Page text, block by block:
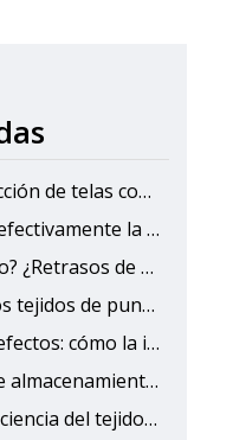
Costo de inspección de telas con IA: cómo la actualización al control de calidad automatizado ahorra dinero a largo plazo
¿Cómo reducir efectivamente la pérdida de material y el manejo de costos a través del apilador de haz?
Ordenar retraso? ¿Retrasos de entrega? La línea de inspección y empaque de telas inteligentes logra 'Lightning Fast '!
Esencial para los tejidos de punto: diga adiós al rizo y la contracción, y mejore la precisión de corte
Reducción de defectos: cómo la inspección visual de IA minimiza los desechos y el reelaboración en la producción textil？
Optimización de almacenamiento de haz de urdimbre: ¿Cómo elegir la solución adecuada para su molino de tejido?
Mejora de la eficiencia del tejido: cómo los apiladores de haz inteligentes reducen la intervención humana y los errores